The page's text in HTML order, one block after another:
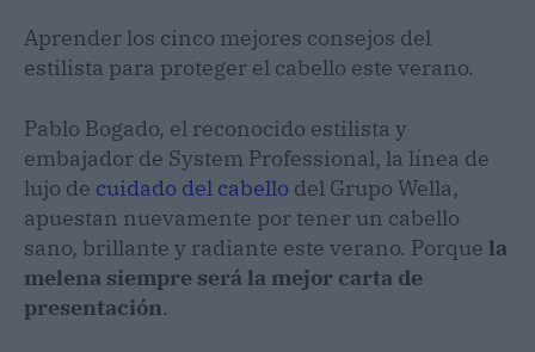
Aprender los cinco mejores consejos del
estilista para proteger el cabello este verano.
Pablo Bogado, el reconocido estilista y
embajador de System Professional, la línea de
lujo de cuidado del cabello del Grupo Wella,
apuestan nuevamente por tener un cabello
sano, brillante y radiante este verano. Porque la
melena siempre será la mejor carta de
presentación.